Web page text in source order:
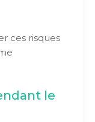
ces risques
le